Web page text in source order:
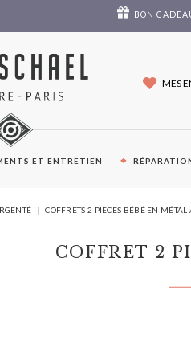
BON
MES
ET ENTRETIEN
VOUS
COFFRETS 2 PIÈCES BÉBÉ EN MÉTAL
COFFRET 2